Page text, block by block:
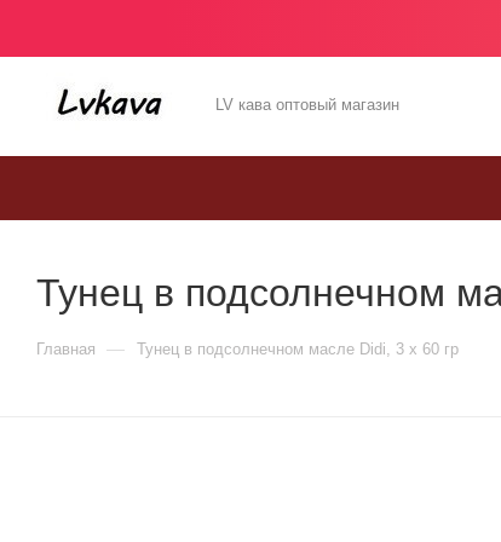
LV кава оптовый магазин
Тунец в подсолнечном
Главная — Тунец в подсолнечном масле Didi, 3 x 60 гр